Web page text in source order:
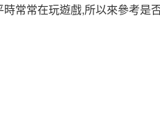
常常在玩遊戲,所以來參考是